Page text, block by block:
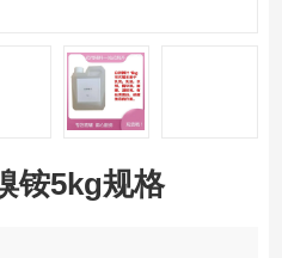
铵5kg规格